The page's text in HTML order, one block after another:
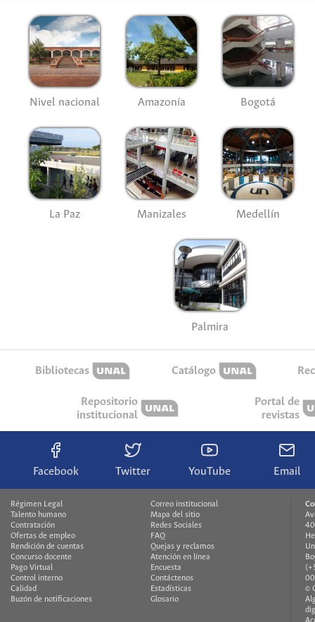
Nivel nacional Amazonía Bogotá
La Paz Manizales Medellín
Palmira
Bibliotecas Catálogo
Repositorio
institucional
Portal de
revistas
Facebook Twitter YouTube Email
Régimen Legal
Talento humano
Contratación
Ofertas de empleo
Rendición de cuentas
Concurso docente
Pago Virtual
Control interno
Calidad
Buzón de notificaciones
Correo institucional
Mapa del sitio
Redes Sociales
FAQ
Quejas y reclamos
Atención en línea
Encuesta
Contáctenos
Estadísticas
Glosario
©